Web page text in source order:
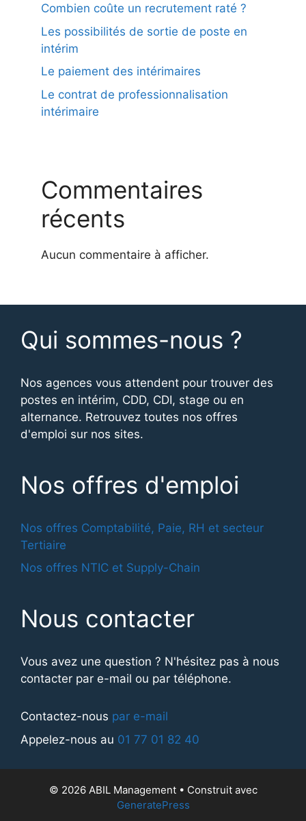
Combien coûte un recrutement raté ?
Les possibilités de sortie de poste en
intérim
Le paiement des intérimaires
Le contrat de professionnalisation
intérimaire
Commentaires
récents
Aucun commentaire à afficher.
Qui sommes-nous ?
Nos agences vous attendent pour trouver des
postes en intérim, CDD, CDI, stage ou en
alternance. Retrouvez toutes nos offres
d'emploi sur nos sites.
Nos offres d'emploi
Nos offres Comptabilité, Paie, RH et secteur
Tertiaire
Nos offres NTIC et Supply-Chain
Nous contacter
Vous avez une question ? N'hésitez pas à nous
contacter par e-mail ou par téléphone.
Contactez-nous par e-mail
Appelez-nous au 01 77 01 82 40
© 2026 ABIL Management• Construit avec
GeneratePress